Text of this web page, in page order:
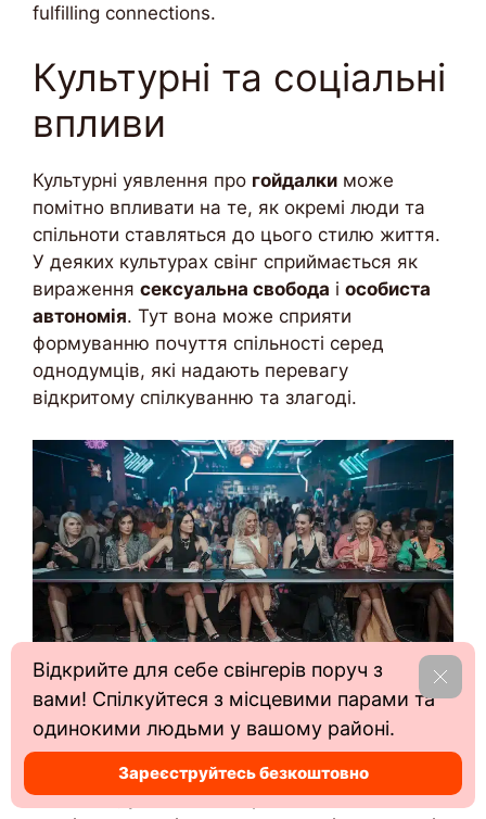
fulfilling connections.
Культурні та соціальні
впливи
Культурні уявлення про гойдалки може
помітно впливати на те, як окремі люди та
спільноти ставляться до цього стилю життя.
У деяких культурах свінг сприймається як
вираження сексуальна свобода і особиста
автономія. Тут вона може сприяти
формуванню почуття спільності серед
однодумців, які надають перевагу
відкритому спілкуванню та злагоді.
You’ll find that these communities often create
безпечні простори
для розвідки,
підкреслюючи довіра та взаємоповага
І навпаки, у більш консервативних
Відкрийте для себе свінгерів поруч з
вами! Спілкуйтеся з місцевими парами та
одинокими людьми у вашому районі.
Зареєструйтесь безкоштовно